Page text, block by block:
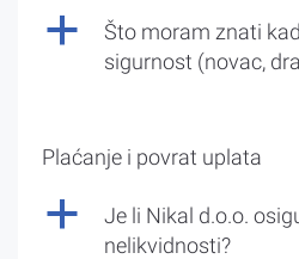
a
Što moram znati
sigurnost (novac,
Plaćanje i povrat uplata
a
Je li Nikal d.o.o.
nelikvidnosti?